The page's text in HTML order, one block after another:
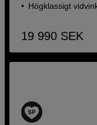
Högklassigt
19 990 SEK